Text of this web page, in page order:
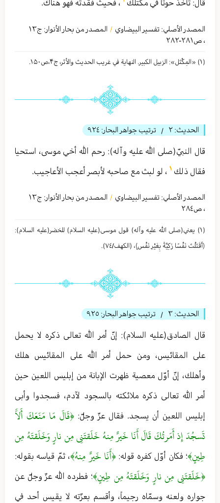
قال: تأخذ حوتاً في مكتلك
، فحيث فقدته فهو هناك.
المصدر الأصلي: تفسير البيضاوي / المصدر من بحار الأنوار: ج١٣
، ص٢٨١-٢٨٢
(١) «المِكْتَل»: الزبيل الكبير. النهاية في غريب الحديث والأثر، ج۴،‌ص۱۵۰.
الحديث: ٢ / ترتيب جواهر البحار: ٩٢٤
قال النبيّ(صلى الله عليه وآله): رحم الله أخي موسى، استحيا
فقال ذلك ١ ، لو لبث مع صاحبه لأبصر أعجب الأعاجيب.
المصدر الأصلي: تفسير البيضاوي / المصدر من بحار الأنوار: ج١٣
، ص٢٨٤
(١) یعني(صلى الله عليه وآله) قول موسی(عليه السلام) للخضر(عليه السلام):
﴿أَقَتَلْتَ نَفْسًا زَكِيَّةً بِغَيْرِ نَفْسٍ﴾، (الكهف/٧٤).
الحديث: ٣ / ترتيب جواهر البحار: ٩٢٥
قال الصادق(عليه السلام): إنّ أمر الله تعالى ذكره لا يحمل
على المقائيس، ومن حمل أمر الله على المقائيس هلك
وأهلك، إنّ أوّل معصية ظهرت الإبانة من إبليس اللعين حين
أمر الله تعالى ذكره ملائكته بالسجود لآدم، فسجدوا وأبى
إبليس اللعين أن يسجد. فقال عزّ وجلّ: ﴿قَالَ مَا مَنَعَكَ أَلاَّ
تَسجُدَ إِذ أَمَرتُكَ قَالَ أَنَا خَيرٌ مِنهُ خَلَقتَنِي مِن نارٍ وَخَلَقتَهُ مِن
طِينٍ﴾؛ فكان أوّل كفره قوله: ﴿أَنَا خَيرٌ مِنهُ﴾، ثمّ قياسه بقوله:
﴿خَلَقتَنِي مِن نارٍ وَخَلَقتَهُ مِن طِينٍ﴾؛ فطرده الله عزّ وجلّ عن
جواره ولعنه وسمّاه رجيماً، وأقسم بعزّته لا يقيس أحد في